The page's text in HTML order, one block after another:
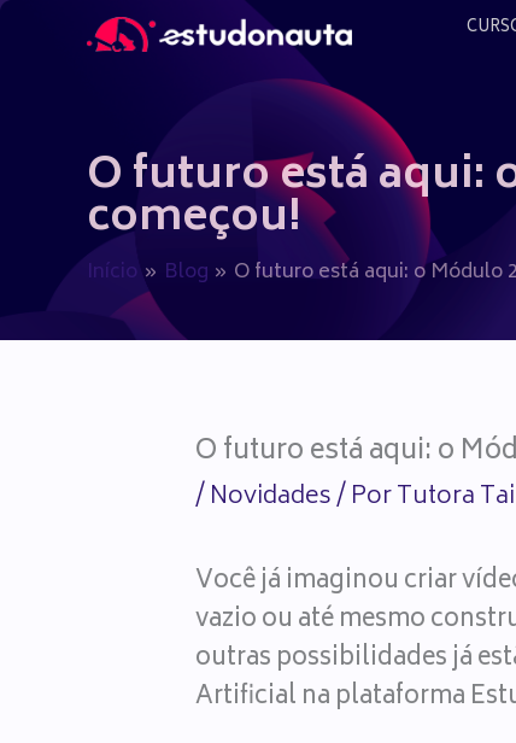
Ir
O futuro está aqui:
começou!
Início Blog O futuro está aqui: o Módulo
O futuro está aqui: o
/Novidades/ PorTutora
Você já imaginou criar
vazio ou até mesmo
outras possibilidades já
Artificial na plataforma